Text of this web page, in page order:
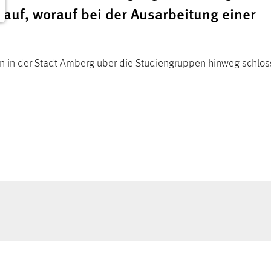
auf, worauf bei der Ausarbeitung einer
in der Stadt Amberg über die Studiengruppen hinweg